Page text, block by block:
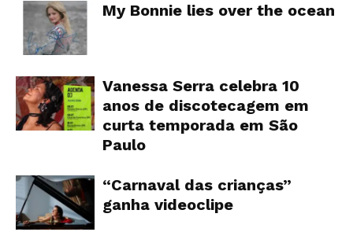
My Bonnie lies over the ocean
Vanessa Serra celebra 10
anos de discotecagem em
curta temporada em São
Paulo
“Carnaval das crianças”
ganha videoclipe